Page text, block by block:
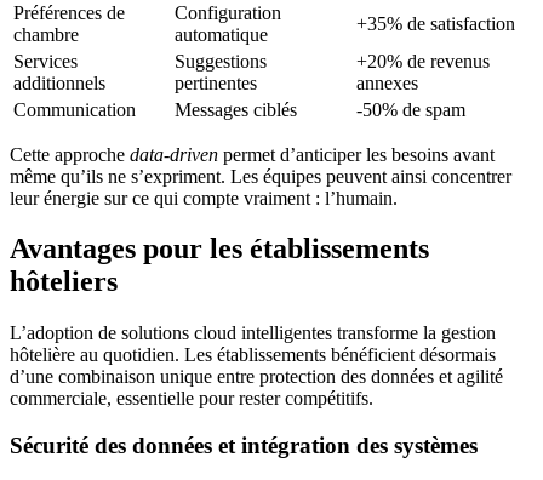
Préférences de
chambre
Configuration
automatique
+35% de satisfaction
Services
additionnels
Suggestions
pertinentes
+20% de revenus
annexes
Communication
Messages ciblés -50% de spam
Cette approche data-driven permet d’anticiper les besoins avant
même qu’ils ne s’expriment. Les équipes peuvent ainsi concentrer
leur énergie sur ce qui compte vraiment : l’humain.
Avantages pour les établissements
hôteliers
L’adoption de solutions cloud intelligentes transforme la gestion
hôtelière au quotidien. Les établissements bénéficient désormais
d’une combinaison unique entre protection des données et agilité
commerciale, essentielle pour rester compétitifs.
Sécurité des données et intégration des systèmes